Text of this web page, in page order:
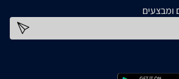
ומבצעים